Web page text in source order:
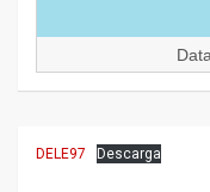
DELE97 Descarga